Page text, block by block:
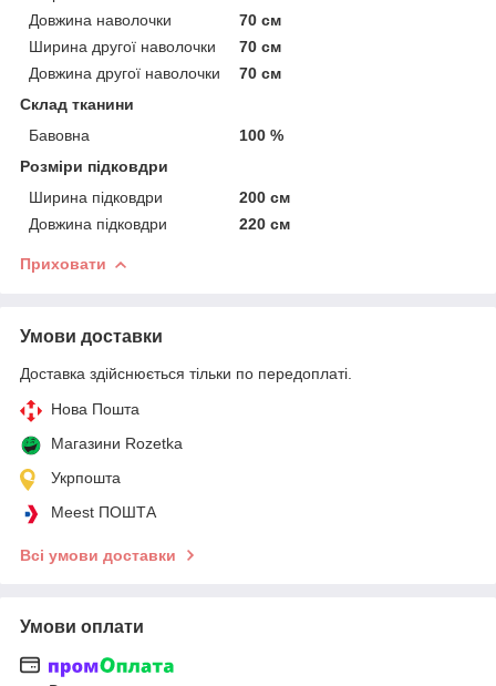
Довжина наволочки
70 см
Ширина другої наволочки
70 см
Довжина другої наволочки
70 см
Склад тканини
Бавовна
100 %
Розміри підковдри
Ширина підковдри
200 см
Довжина підковдри
220 см
Приховати
Умови доставки
Доставка здійснюється тільки по передоплаті.
Нова Пошта
Магазини Rozetka
Укрпошта
Meest ПОШТА
Всі умови доставки
Умови оплати